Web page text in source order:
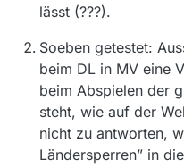
lässt (???).
Soeben getestet:
beim DL in MV eine
beim Abspielen der
steht, wie auf der
nicht zu antworten,
Ländersperren” in